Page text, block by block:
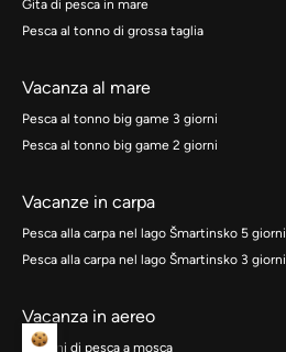
Gita di pesca in mare
Pesca al tonno di grossa taglia
Vacanza al mare
Pesca al tonno big game 3 giorni
Pesca al tonno big game 2 giorni
Vacanze in carpa
Pesca alla carpa nel lago Šmartinsko 5 giorni
Pesca alla carpa nel lago Šmartinsko 3 giorni
Vacanza in aereo
3 giorni di pesca a mosca